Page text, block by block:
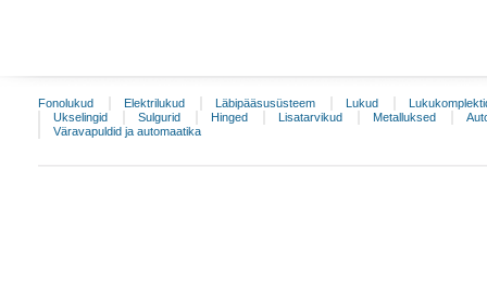
Fonolukud Elektrilukud Läbipääsusüsteem Lukud
Ukselingid
Sulgurid Hinged Lisatarvikud Metalluksed
Väravapuldid ja automaatika